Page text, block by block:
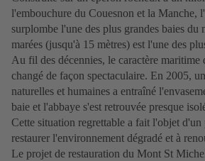
l'embouchure du Couesnon et la Manche,
surplombe l'une des plus grandes baies du
marées (jusqu'à 15 mètres) est l'une des
Au fil des décennies, le caractère maritime
changé de façon spectaculaire. En 2005,
naturelles et humaines a entraîné
baie et l'abbaye s'est retrouvée presque
Cette situation regrettable a fait l'objet d'un
restaurer l'environnement dégradé et à
Le projet de restauration du Mont St